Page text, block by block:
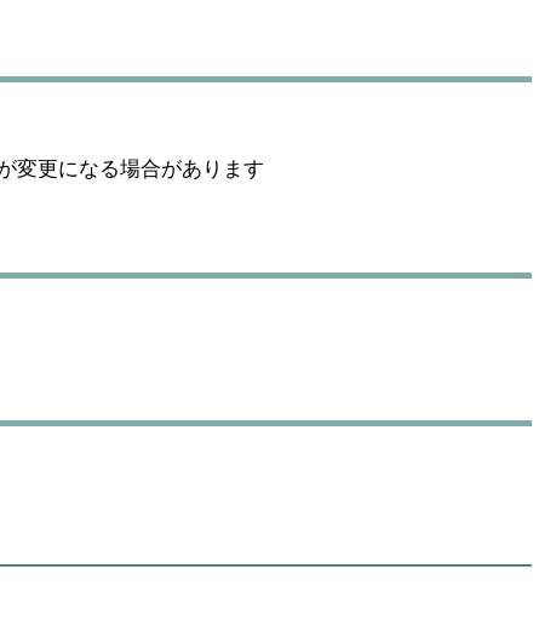
変更になる場合があります